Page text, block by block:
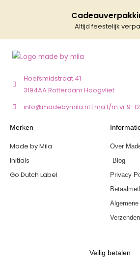
Altijd feestelijk
Hoefsmidstraat 41
3194AA Rotterdam Hoogvliet
info@madebymila.nl | ma t/m vr 9-
Merken
Made by Mila
Initials
Go Dutch Label
Over
Blog
Privacy
Algemene
Veilig betalen